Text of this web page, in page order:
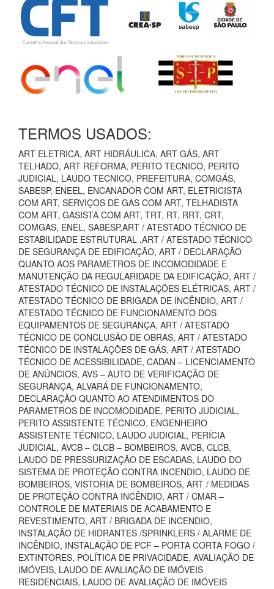
TERMOS USADOS:
ART ELETRICA, ART HIDRÁULICA, ART GÁS, ART
TELHADO, ART REFORMA, PERITO TECNICO, PERITO
JUDICIAL, LAUDO TECNICO, PREFEITURA, COMGÁS,
SABESP, ENEEL, ENCANADOR COM ART, ELETRICISTA
COM ART, SERVIÇOS DE GAS COM ART, TELHADISTA
COM ART, GASISTA COM ART, TRT, RT, RRT, CRT,
COMGAS, ENEL, SABESP,ART / ATESTADO TÉCNICO DE
ESTABILIDADE ESTRUTURAL ,ART / ATESTADO TÉCNICO
DE SEGURANÇA DE EDIFICAÇÃO, ART / DECLARAÇÃO
QUANTO AOS PARAMETROS DE INCOMODIDADE E
MANUTENÇÃO DA REGULARIDADE DA EDIFICAÇÃO, ART /
ATESTADO TÉCNICO DE INSTALAÇÕES ELÉTRICAS, ART /
ATESTADO TÉCNICO DE BRIGADA DE INCÊNDIO, ART /
ATESTADO TÉCNICO DE FUNCIONAMENTO DOS
EQUIPAMENTOS DE SEGURANÇA, ART / ATESTADO
TÉCNICO DE CONCLUSÃO DE OBRAS, ART / ATESTADO
TÉCNICO DE INSTALAÇÕES DE GÁS, ART / ATESTADO
TÉCNICO DE ACESSIBILIDADE, CADAN – LICENCIAMENTO
DE ANÚNCIOS, AVS – AUTO DE VERIFICAÇÃO DE
SEGURANÇA, ALVARÁ DE FUNCIONAMENTO,
DECLARAÇÃO QUANTO AO ATENDIMENTOS DO
PARAMETROS DE INCOMODIDADE, PERITO JUDICIAL,
PERITO ASSISTENTE TÉCNICO, ENGENHEIRO
ASSISTENTE TÉCNICO, LAUDO JUDICIAL, PERÍCIA
JUDICIAL, AVCB – CLCB – BOMBEIROS, AVCB, CLCB,
LAUDO DE PRESSURIZAÇÃO DE ESCADAS, LAUDO DO
SISTEMA DE PROTEÇÃO CONTRA INCENDIO, LAUDO DE
BOMBEIROS, VISTORIA DE BOMBEIROS, ART / MEDIDAS
DE PROTEÇÃO CONTRA INCÊNDIO, ART / CMAR –
CONTROLE DE MATERIAIS DE ACABAMENTO E
REVESTIMENTO, ART / BRIGADA DE INCENDIO,
INSTALAÇÃO DE HIDRANTES /SPRINKLERS / ALARME DE
INCÊNDIO, INSTALAÇÃO DE PCF – PORTA CORTA FOGO /
EXTINTORES, POLÍTICA DE PRIVACIDADE, AVALIAÇÃO DE
IMÓVEIS, LAUDO DE AVALIAÇÃO DE IMÓVEIS
RESIDENCIAIS, LAUDO DE AVALIAÇÃO DE IMÓVEIS